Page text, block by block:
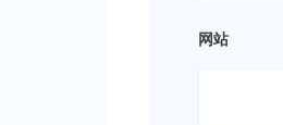
网站